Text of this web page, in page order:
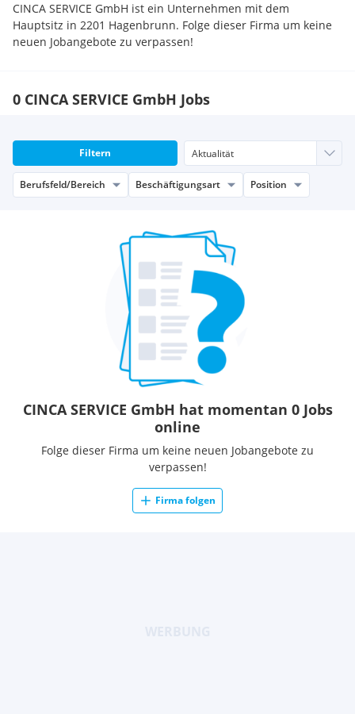
CINCA SERVICE GmbH ist ein Unternehmen mit dem
Hauptsitz in 2201 Hagenbrunn. Folge dieser Firma um keine
neuen Jobangebote zu verpassen!
0 CINCA SERVICE GmbH Jobs
Filtern
Berufsfeld/Bereich Beschäftigungsart Position
CINCA SERVICE GmbH hat momentan 0 Jobs
online
Folge dieser Firma um keine neuen Jobangebote zu
verpassen!
Firma folgen